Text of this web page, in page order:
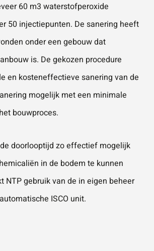
60 m3 waterstofperoxide
50 injectiepunten. De sanering heeft
onder een gebouw dat
is. De gekozen procedure
en kosteneffectieve sanering van de
mogelijk met een minimale
bouwproces.
doorlooptijd zo effectief mogelijk
in de bodem te kunnen
NTP gebruik van de in eigen beheer
ISCO unit.